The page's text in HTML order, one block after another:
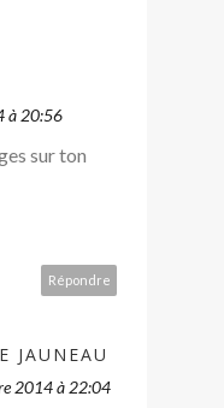
à 20:56
sur ton
Répondre
JAUNEAU
2014 à 22:04